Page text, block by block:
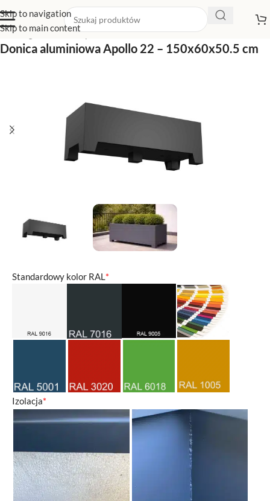
Skip to navigation
Skip to main content
Strona główna/Sklep z donicami/Donice aluminiowe
Donica aluminiowa Apollo 22 – 150x60x50.5 cm
*
Standardowy kolor RAL
*
Izolacja